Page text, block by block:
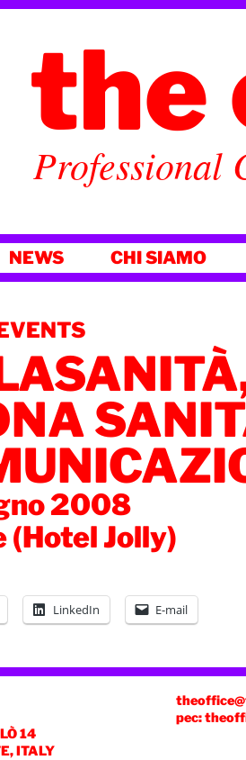
the
Professional
NEWS CHI SIAMO
2008
(Hotel Jolly)
LinkedIn E-mail
14
ITALY
pec: